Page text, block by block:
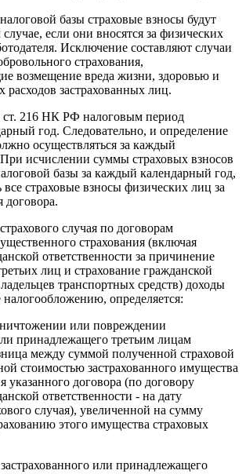
базы страховые взносы будут
если они вносятся за физических
Исключение составляют случаи
страхования,
возмещение вреда жизни, здоровью и
застрахованных лиц.
ст. 216 НК РФ налоговым период
год. Следовательно, и определение
осуществляться за каждый
исчислении суммы страховых взносов
базы за каждый календарный год,
все страховые взносы физических лиц за
договора.
случая по договорам
страхования (включая
ответственности за причинение
лиц и страхование гражданской
транспортных средств) доходы
определяется:
или повреждении
принадлежащего третьим лицам
между суммой полученной страховой
стоимостью застрахованного имущества
указанного договора (по договору
ответственности - на дату
случая), увеличенной на сумму
этого имущества страховых
или принадлежащего